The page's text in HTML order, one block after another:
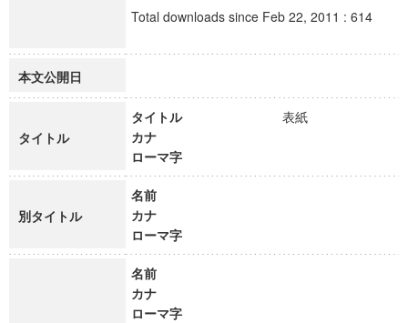
Total downloads since Feb 22, 2011 : 614
本文公開日
タイトル
タイトル
表紙
カナ
ローマ字
別タイトル
名前
カナ
ローマ字
名前
カナ
ローマ字